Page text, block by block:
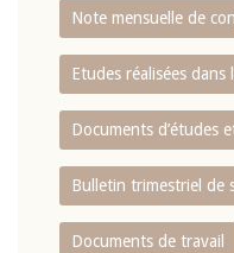
Note mensuelle de
Etudes réalisées
Documents d’études
Bulletin trimestriel de
Documents de travail